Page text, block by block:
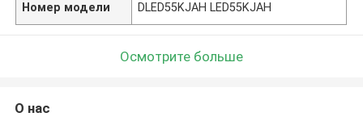
Номер модели DLED55KJAH LED55KJAH
Осмотрите больше
О нас